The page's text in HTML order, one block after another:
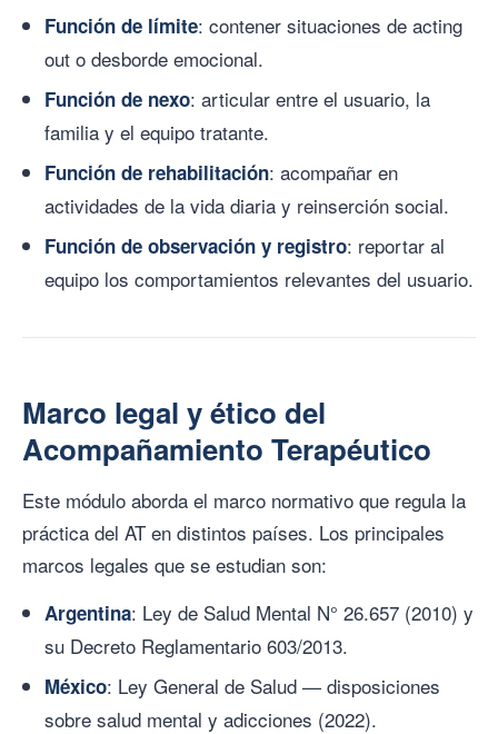
Función de límite: contener situaciones de acting
out o desborde emocional.
Función de nexo: articular entre el usuario, la
familia y el equipo tratante.
Función de rehabilitación: acompañar en
actividades de la vida diaria y reinserción social.
Función de observación y registro: reportar al
equipo los comportamientos relevantes del usuario.
Marco legal y ético del
Acompañamiento Terapéutico
Este módulo aborda el marco normativo que regula la
práctica del AT en distintos países. Los principales
marcos legales que se estudian son:
Argentina: Ley de Salud Mental N° 26.657 (2010) y
su Decreto Reglamentario 603/2013.
México: Ley General de Salud — disposiciones
sobre salud mental y adicciones (2022).